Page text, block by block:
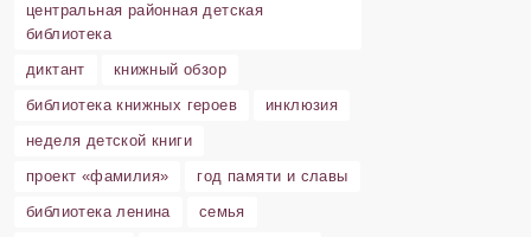
центральная районная детская
библиотека
диктант
книжный обзор
библиотека книжных героев
инклюзия
неделя детской книги
проект «фамилия»
год памяти и славы
библиотека ленина
семья